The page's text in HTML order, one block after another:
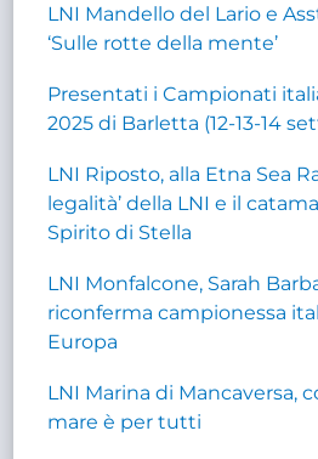
LNI Mandello del Lario e
‘Sulle rotte della mente’
Presentati i Campionati
2025 di Barletta (12-13-14
LNI Riposto, alla Etna Sea
legalità’ della LNI e il
Spirito di Stella
LNI Monfalcone, Sarah
riconferma campionessa
Europa
LNI Marina di Mancaversa,
mare è per tutti